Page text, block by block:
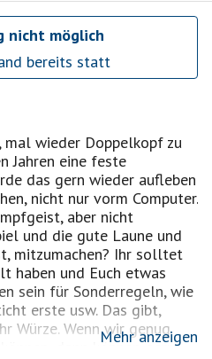
nicht möglich
bereits statt
wieder Doppelkopf zu
Jahren eine feste
das gern wieder aufleben
nicht nur vorm Computer.
aber nicht
und die gute Laune und
mitzumachen? Ihr solltet
haben und Euch etwas
sein für Sonderregeln, wie
erste usw. Das gibt,
Würze. Wenn wir genug
dann können gern
Mehr anzeigen